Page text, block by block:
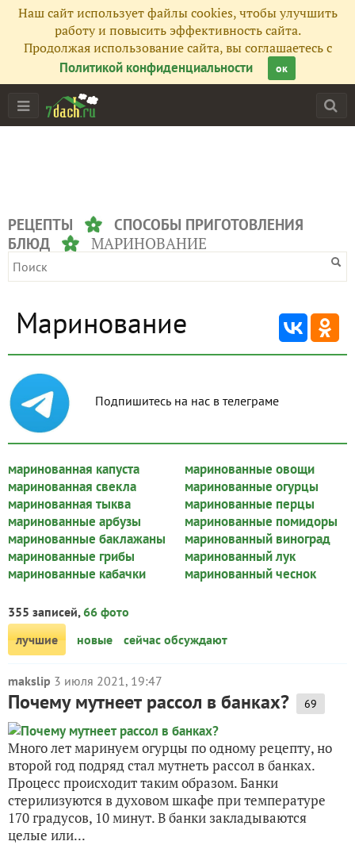
Наш сайт использует файлы cookies, чтобы улучшить
работу и повысить эффективность сайта.
Продолжая использование сайта, вы соглашаетесь с
Политикой конфиденциальности
ок
РЕЦЕПТЫ
СПОСОБЫ ПРИГОТОВЛЕНИЯ
БЛЮД
МАРИНОВАНИЕ
Маринование
Подпишитесь на нас в телеграме
маринованная капуста
маринованная свекла
маринованная тыква
маринованные арбузы
маринованные баклажаны
маринованные грибы
маринованные кабачки
маринованные овощи
маринованные огурцы
маринованные перцы
маринованные помидоры
маринованный виноград
маринованный лук
маринованный чеснок
355 записей,66 фото
лучшие
новые сейчас обсуждают
makslip 3 июля 2021, 19:47
Почему мутнеет рассол в банках? 69
Много лет маринуем огурцы по одному рецепту, но
второй год подряд стал мутнеть рассол в банках.
Процесс происходит таким образом. Банки
стерилизуются в духовом шкафе при температуре
170 градусов, 10 минут. В банки закладываются
целые или...